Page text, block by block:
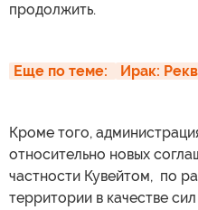
продолжить.
Еще по теме: Ирак:
Кроме того,
относительно новых
частности Кувейтом, по
территории в качестве